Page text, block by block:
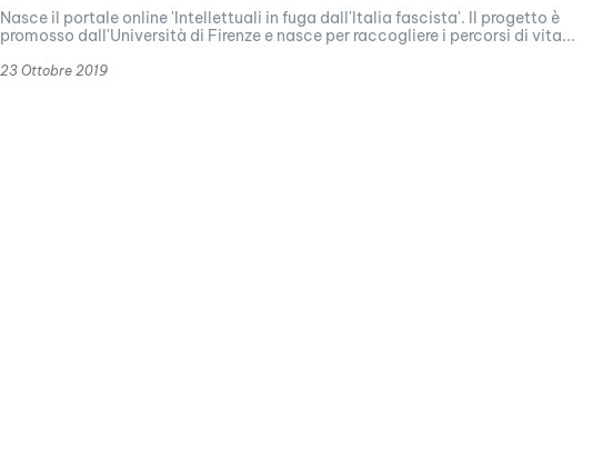
Nasce il portale online 'Intellettuali in fuga dall'Italia fascista'. Il progetto è
promosso dall'Università di Firenze e nasce per raccogliere i percorsi di vita...
23 Ottobre 2019